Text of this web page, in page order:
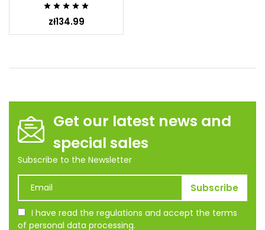
    
zł134.99
Get our latest news and
special sales
Subscribe to the Newsletter
I have read the regulations and accept the terms
of personal data processing.